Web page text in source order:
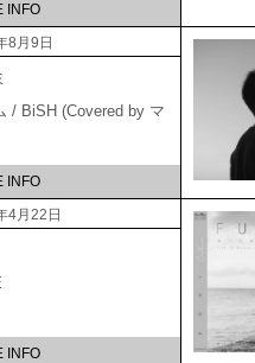
INFO
8月9日
/ BiSH (Covered by マ
INFO
4月22日
INFO